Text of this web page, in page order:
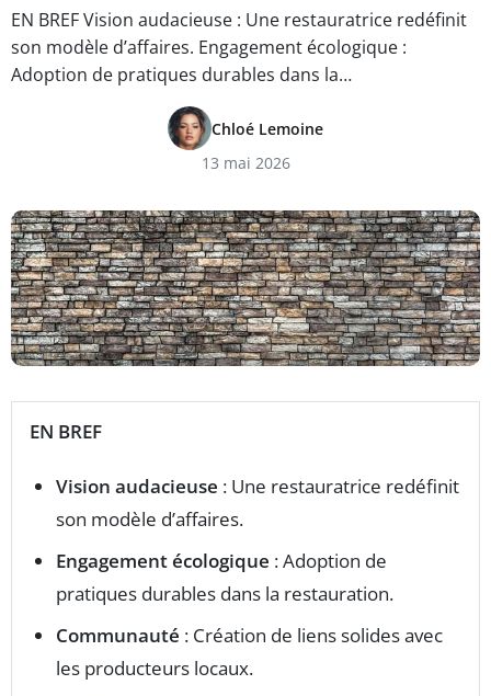
EN BREF Vision audacieuse : Une restauratrice redéfinit
son modèle d’affaires. Engagement écologique :
Adoption de pratiques durables dans la…
Chloé Lemoine
13 mai 2026
EN BREF
Vision audacieuse : Une restauratrice redéfinit
son modèle d’affaires.
Engagement écologique : Adoption de
pratiques durables dans la restauration.
Communauté : Création de liens solides avec
les producteurs locaux.